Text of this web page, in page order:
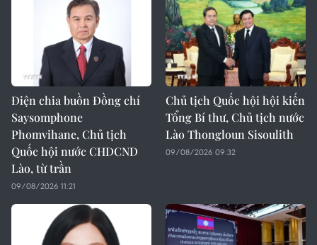
Điện chia buồn Đồng chí
Saysomphone
Phomvihane, Chủ tịch
Quốc hội nước CHDCND
Lào, từ trần
09/08/2026 11:21
Chủ tịch Quốc hội hội kiến
Tổng Bí thư, Chủ tịch nước
Lào Thongloun Sisoulith
09/08/2026 09:32